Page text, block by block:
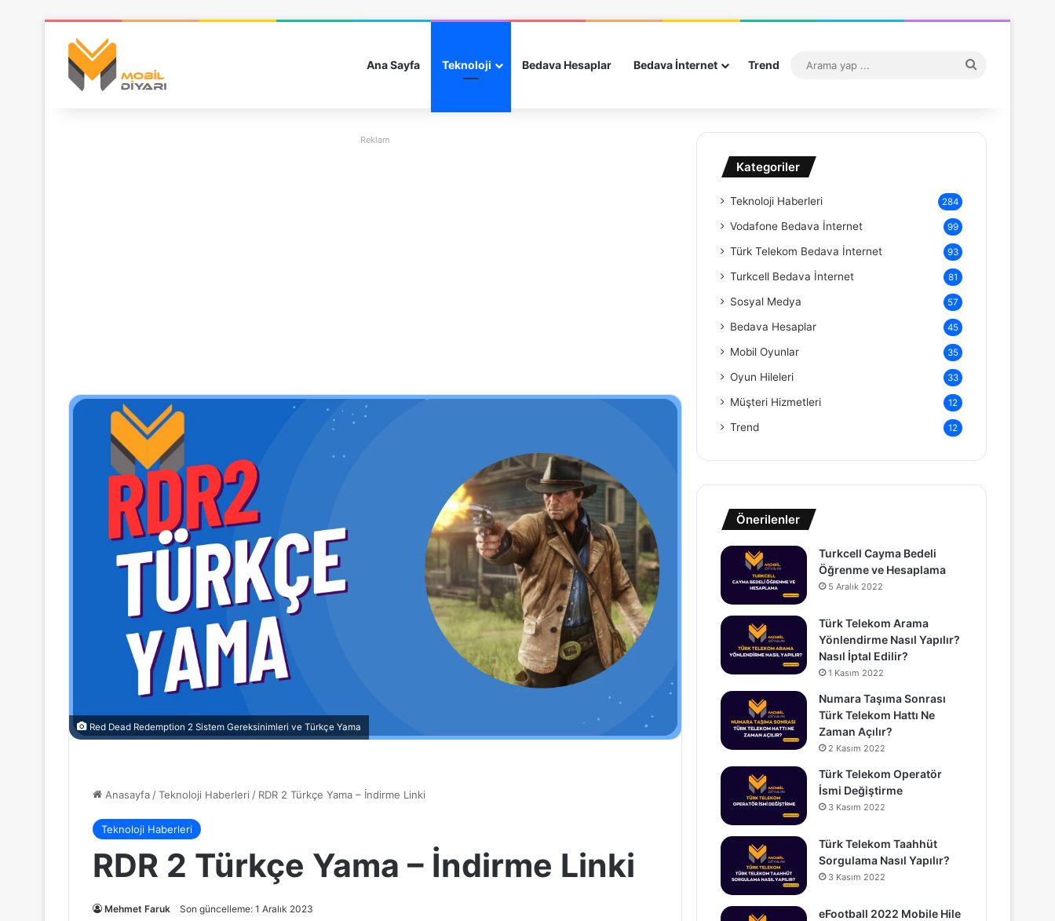
Ana Sayfa Teknoloji Bedava Hesaplar Bedava İnternet Trend
Reklam
Red Dead Redemption 2 Sistem Gereksinimleri ve Türkçe Yama
Anasayfa /Teknoloji Haberleri / RDR 2 Türkçe Yama – İndirme Linki
Teknoloji Haberleri
RDR 2 Türkçe Yama – İndirme Linki
Mehmet Faruk Son güncelleme: 1 Aralık 2023
Kategoriler
Teknoloji Haberleri 284
Vodafone Bedava İnternet 99
Türk Telekom Bedava İnternet 93
Turkcell Bedava İnternet 81
Sosyal Medya 57
Bedava Hesaplar 45
Mobil Oyunlar 35
Oyun Hileleri 33
Müşteri Hizmetleri 12
Trend 12
Önerilenler
Turkcell Cayma Bedeli
Öğrenme ve Hesaplama
5 Aralık 2022
Türk Telekom Arama
Yönlendirme Nasıl Yapılır?
Nasıl İptal Edilir?
1 Kasım 2022
Numara Taşıma Sonrası
Türk Telekom Hattı Ne
Zaman Açılır?
2 Kasım 2022
Türk Telekom Operatör
İsmi Değiştirme
3 Kasım 2022
Türk Telekom Taahhüt
Sorgulama Nasıl Yapılır?
3 Kasım 2022
eFootball 2022 Mobile Hile